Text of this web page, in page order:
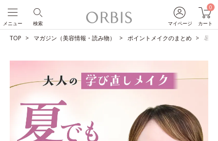
マイページ
0
カート
検索
メニュー
TOP マガジン（美容情報・読み物） ポイントメイクのまとめ 暑い